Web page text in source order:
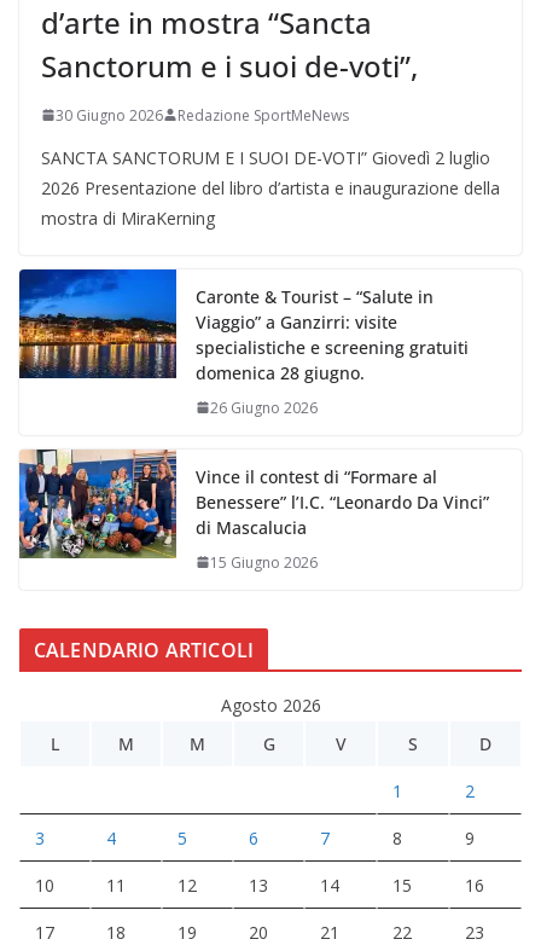
d’arte in mostra “Sancta
Sanctorum e i suoi de-voti”,
30 Giugno 2026 Redazione SportMeNews
SANCTA SANCTORUM E I SUOI DE-VOTI” Giovedì 2 luglio
2026 Presentazione del libro d’artista e inaugurazione della
mostra di MiraKerning
Caronte & Tourist – “Salute in
Viaggio” a Ganzirri: visite
specialistiche e screening gratuiti
domenica 28 giugno.
26 Giugno 2026
Vince il contest di “Formare al
Benessere” l’I.C. “Leonardo Da Vinci”
di Mascalucia
15 Giugno 2026
CALENDARIO ARTICOLI
Agosto 2026
L
M M G V S D
1 2
3 4 5 6 7 8 9
10 11 12 13 14 15 16
17 18 19 20 21 22 23